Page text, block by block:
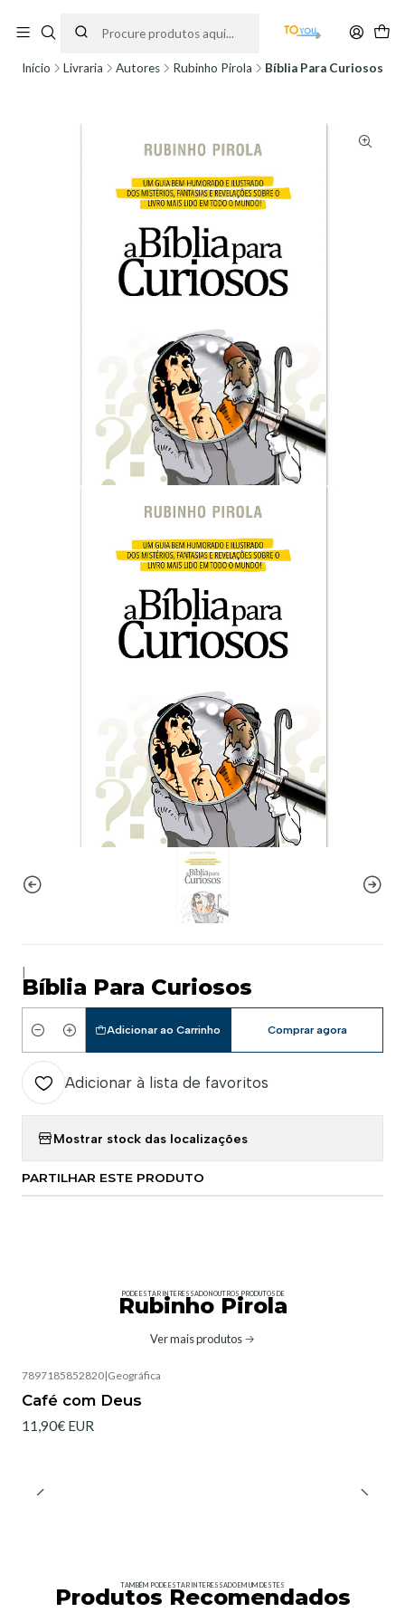
partir do dia 11 de Agosto, às 10H.
Início Livraria Autores Rubinho Pirola Bíblia Para Curiosos
Bíblia Para Curiosos
Quantidade
Adicionar ao Carrinho Comprar agora
Adicionar à lista de favoritos
Mostrar stock das localizações
PARTILHAR ESTE PRODUTO
PODE ESTAR INTERESSADO NOUTROS PRODUTOS DE
Rubinho Pirola
Ver mais produtos
7897185852820|Geográfica
Café com Deus
11,90€ EUR
TAMBÉM PODE ESTAR INTERESSADO EM UM DESTES
Produtos Recomendados